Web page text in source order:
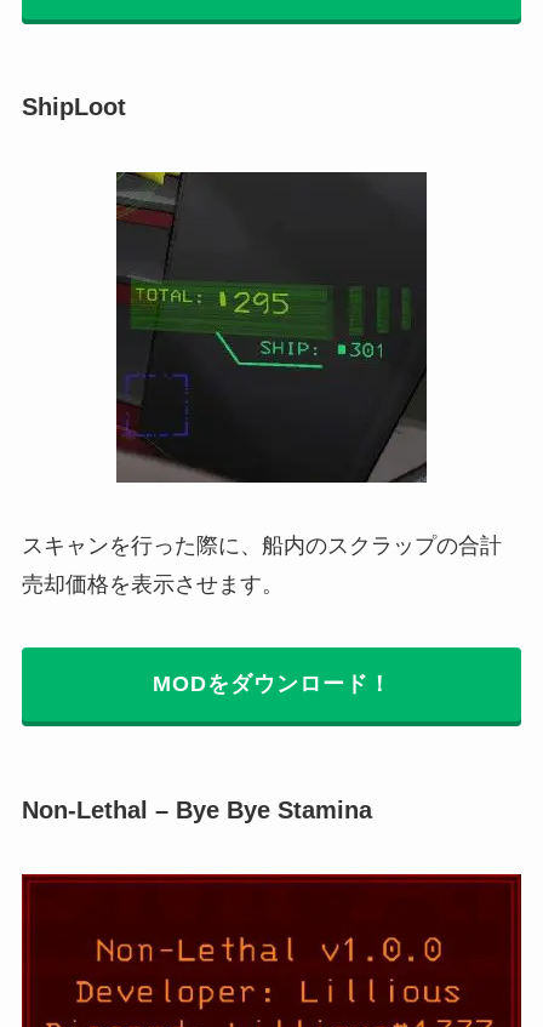
ShipLoot
スキャンを行った際に、船内のスクラップの合計
売却価格を表示させます。
MODをダウンロード！
Non-Lethal – Bye Bye Stamina